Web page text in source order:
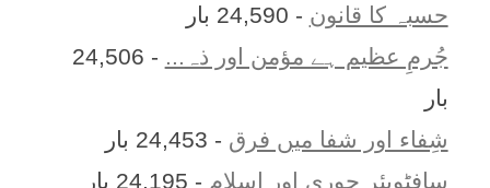
حسبہ کا قانون - 24,590 بار
جُرمِ عظیم ہے مؤمن اور ذہ...
- 24,506
بار
شِفاء اور شفا میں فرق - 24,453 بار
سافٹویئر چوری اور اسلام - 24,195 بار